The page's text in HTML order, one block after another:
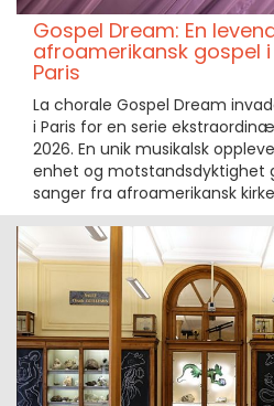
Gospel Dream: En
afroamerikansk gospel
Paris
La chorale Gospel Dream
i Paris for en serie
2026. En unik musikalsk
enhet og motstandsdyktighet
sanger fra afroamerikansk